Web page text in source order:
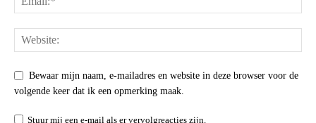
Bewaar mijn naam, e-mailadres en website in deze browser voor de
volgende keer dat ik een opmerking maak.
Stuur mij een e-mail als er vervolgreacties zijn.